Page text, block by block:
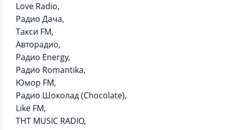
Love Radio,
Радио Дача,
Такси FM,
Авторадио,
Радио Energy,
Радио Romantika,
Юмор FM,
Радио Шоколад (Chocolate),
Like FM,
ТНТ MUSIC RADIO,